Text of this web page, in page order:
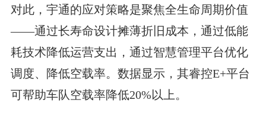
对此，宇通的应对策略是聚焦全生命周期价值
——通过长寿命设计摊薄折旧成本，通过低能
耗技术降低运营支出，通过智慧管理平台优化
调度、降低空载率。数据显示，其睿控E+平台
可帮助车队空载率降低20%以上。